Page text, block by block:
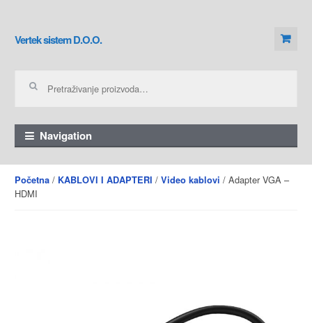
Skip to navigation
Skip to content
Vertek sistem D.O.O.
Navigation
Početna/ KABLOVI I ADAPTERI / Video kablovi / Adapter VGA –
HDMI